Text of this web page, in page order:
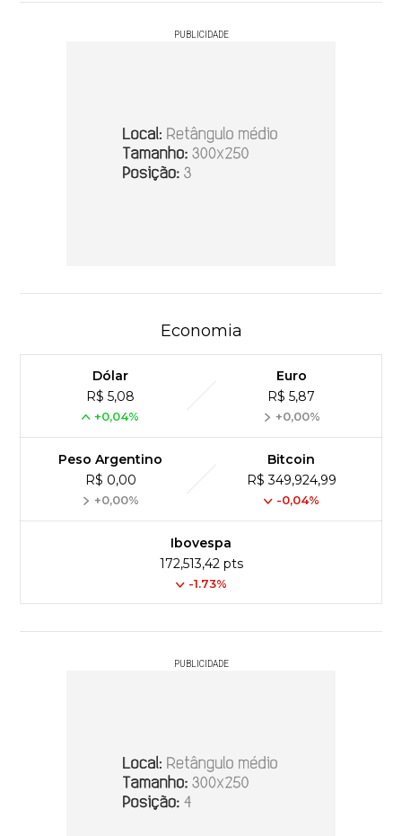
PUBLICIDADE
Economia
Dólar
R$ 5,08
+0,04%
Euro
R$ 5,87
+0,00%
Peso Argentino
R$ 0,00
+0,00%
Bitcoin
R$ 349,924,99
-0,04%
Ibovespa
172,513,42 pts
-1.73%
PUBLICIDADE